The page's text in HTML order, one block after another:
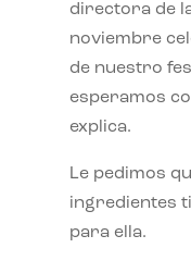
directora de
noviembre
de nuestro
esperamos
explica.
Le pedimos
ingredientes
para ella.